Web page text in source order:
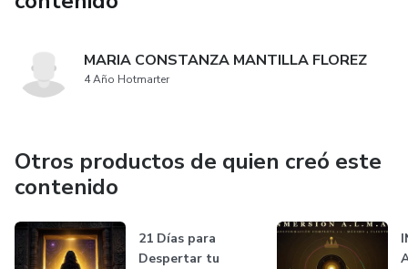
MARIA CONSTANZA MANTILLA FLOREZ
4 Año Hotmarter
Otros productos de quien creó este
contenido
21 Días para
Despertar tu